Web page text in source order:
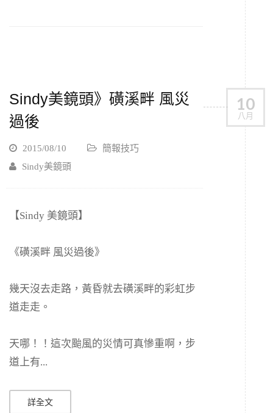
10
八月
Sindy美鏡頭》磺溪畔 風災
過後
2015/08/10
簡報技巧
Sindy美鏡頭
【Sindy 美鏡頭】
《磺溪畔 風災過後》
幾天沒去走路，黃昏就去磺溪畔的彩虹步
道走走。
天哪！！這次颱風的災情可真慘重啊，步
道上有...
詳全文